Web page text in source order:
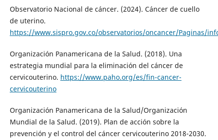
Observatorio Nacional de cáncer. (2024). Cáncer de cuello
de uterino.
https://www.sispro.gov.co/observatorios/oncancer/Paginas/
Organización Panamericana de la Salud. (2018). Una
estrategia mundial para la eliminación del cáncer de
cervicouterino. https://www.paho.org/es/fin-cancer-
cervicouterino
Organización Panamericana de la Salud/Organización
Mundial de la Salud. (2019). Plan de acción sobre la
prevención y el control del cáncer cervicouterino 2018-2030.